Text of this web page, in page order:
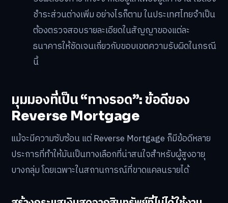
ชำระส่วนต่างเพิ่ม อย่างไรก็ตาม ในประเทศไทยจำเป็น
ต้องตรวจสอบรายละเอียดในสัญญาของแต่ละ
ธนาคารให้ชัดเจนเกี่ยวกับขอบเขตความรับผิดในกรณี
นี้
มุมมองที่เป็น “ทางรอด”: ข้อดีของ
Reverse Mortgage
แม้จะมีความซับซ้อน แต่ Reverse Mortgage ก็มีข้อดีหลาย
ประการที่ทำให้มันเป็นทางเลือกที่น่าสนใจสำหรับผู้สูงอายุ
บางกลุ่ม โดยเฉพาะในสถานการณ์ที่ขาดแคลนรายได้